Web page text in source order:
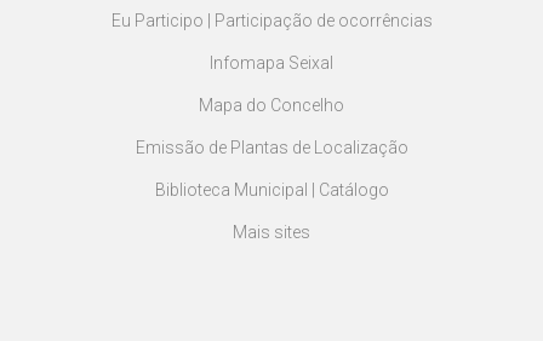
Eu Participo | Participação de ocorrências
Infomapa Seixal
Mapa do Concelho
Emissão de Plantas de Localização
Biblioteca Municipal | Catálogo
Mais sites